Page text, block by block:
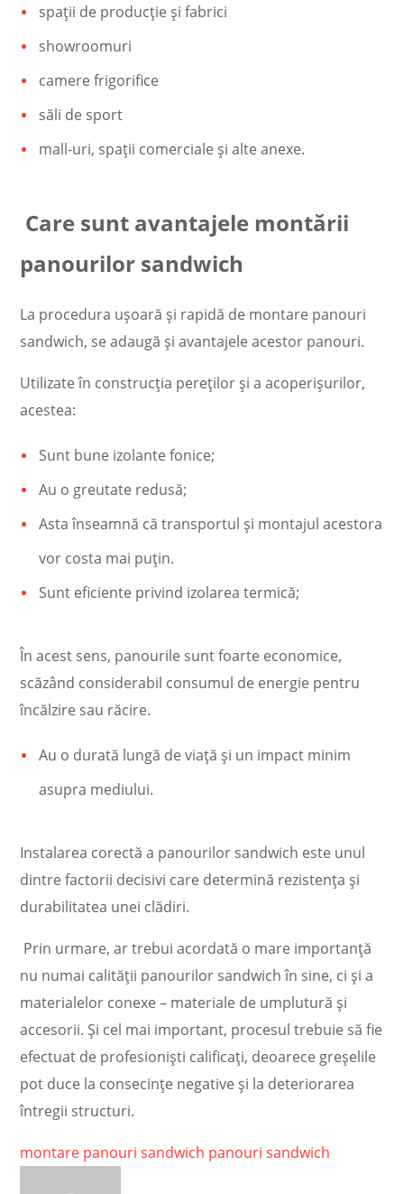
spații de producție și fabrici
showroomuri
camere frigorifice
săli de sport
mall-uri, spații comerciale și alte anexe.
Care sunt avantajele montării
panourilor sandwich
La procedura ușoară și rapidă de montare panouri
sandwich, se adaugă și avantajele acestor panouri.
Utilizate în construcția pereților și a acoperișurilor,
acestea:
Sunt bune izolante fonice;
Au o greutate redusă;
Asta înseamnă că transportul și montajul acestora
vor costa mai puțin.
Sunt eficiente privind izolarea termică;
În acest sens, panourile sunt foarte economice,
scăzând considerabil consumul de energie pentru
încălzire sau răcire.
Au o durată lungă de viață și un impact minim
asupra mediului.
Instalarea corectă a panourilor sandwich este unul
dintre factorii decisivi care determină rezistența și
durabilitatea unei clădiri.
Prin urmare, ar trebui acordată o mare importanță
nu numai calității panourilor sandwich în sine, ci și a
materialelor conexe – materiale de umplutură și
accesorii. Și cel mai important, procesul trebuie să fie
efectuat de profesioniști calificați, deoarece greșelile
pot duce la consecințe negative și la deteriorarea
întregii structuri.
montare panouri sandwich panouri sandwich